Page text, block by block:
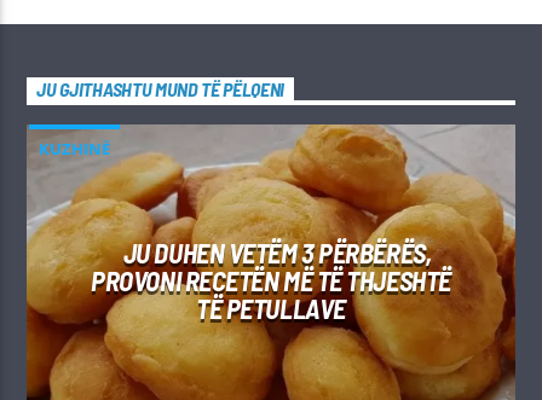
JU GJITHASHTU MUND TË PËLQENI
KUZHINË
JU DUHEN VETËM 3 PËRBËRËS,
PROVONI RECETËN MË TË THJESHTË
TË PETULLAVE